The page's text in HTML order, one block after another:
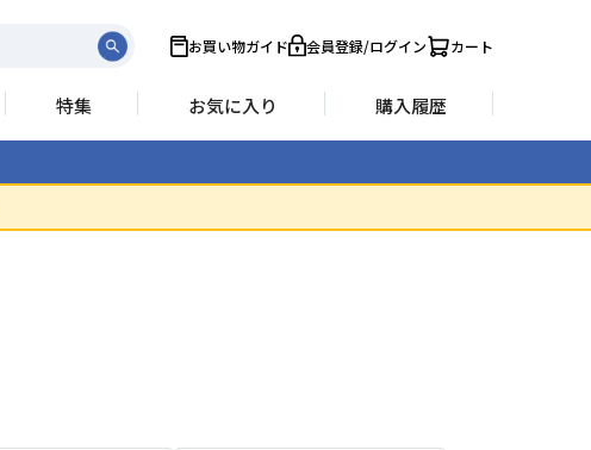
お買い物ガイド 会員登録/ログイン カート
特集 お気に入り 購入履歴